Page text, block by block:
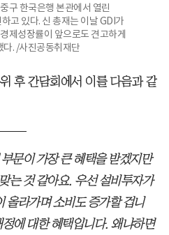
구 한국은행 본관에서 열린
고 있다. 신 총재는 이날 GDI가
제성장률이 앞으로도 견고하게
. /사진공동취재단
후 간담회에서 이를 다음과 같
문이 가장 큰 혜택을 받겠지만
는 것 같아요. 우선 설비투자가
올라가며 소비도 증가할 겁니
에 대한 혜택입니다. 왜냐하면